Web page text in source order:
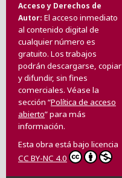
Acceso y Derechos de
Autor El acceso inmediato
al contenido digital de
cualquier número es
gratuito. Los trabajos
podrán descargarse, copiar
y difundir, sin fines
comerciales. Véase la
sección “Política de acceso
abierto” para más
información.
Esta obra está bajo licencia
CC BY-NC 4.0